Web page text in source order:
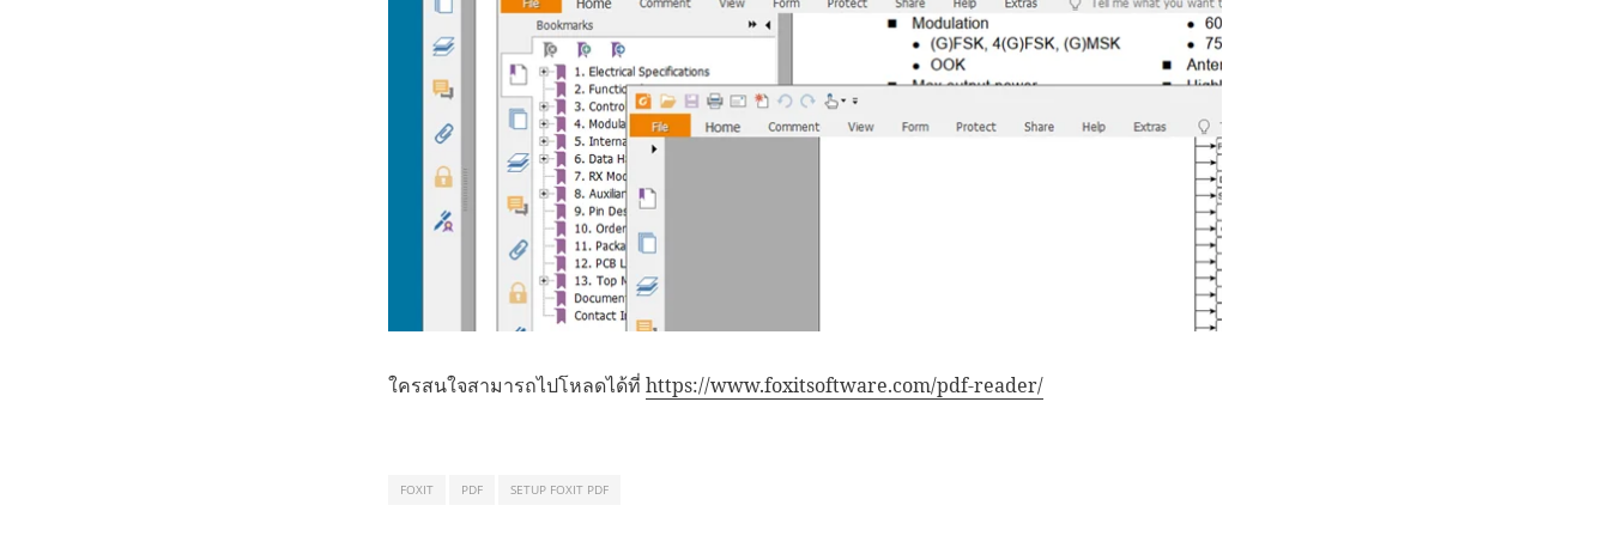
ใครสนใจสามารถไปโหลดได้ที่ https://www.foxitsoftware.com/pdf-reader/
FOXIT PDF SETUP FOXIT PDF